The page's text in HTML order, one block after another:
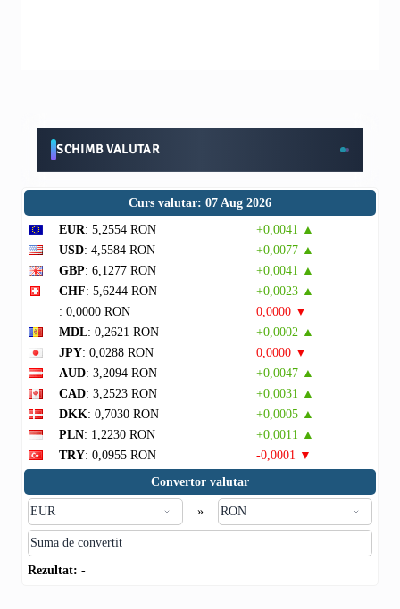
SCHIMB VALUTAR
Curs valutar: 07 Aug 2026
EUR: 5,2554 RON
+0,0041 ▲
USD: 4,5584 RON
+0,0077 ▲
GBP: 6,1277 RON
+0,0041 ▲
CHF: 5,6244 RON
+0,0023 ▲
: 0,0000 RON
0,0000 ▼
MDL: 0,2621 RON
+0,0002 ▲
JPY: 0,0288 RON
0,0000 ▼
AUD: 3,2094 RON
+0,0047 ▲
CAD: 3,2523 RON
+0,0031 ▲
DKK: 0,7030 RON
+0,0005 ▲
PLN: 1,2230 RON
+0,0011 ▲
TRY: 0,0955 RON
-0,0001 ▼
Convertor valutar
»
Rezultat: -